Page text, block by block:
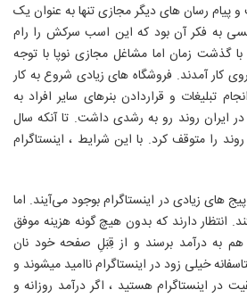
پیام رسان های دیگر مجازی تنها به عنوان یک
به فکر آن بود که این اسب سرکش را رام
گذشت زمان اما مشاغل مجازی نوپا با توجه
روی کار آمدند. فروشگاه های زیادی شروع به کار
تبلیغات و قراردادن بنرهای سایر افراد به
ایران روند رو به رشدی داشت. تا آنکه سال
را متوقف کرد. با این شرایط ، اینستاگرام
های زیادی در اینستاگرام بوجود می‌آیند. اما
انتظار دارند که بدون هیچ گونه هزینه موفق
به درآمد برسند و از قِبَلِ صفحه خود نان
خیلی زود در اینستاگرام ناامید میشوند و
در اینستاگرام هستید ، اگر درآمد روزانه و